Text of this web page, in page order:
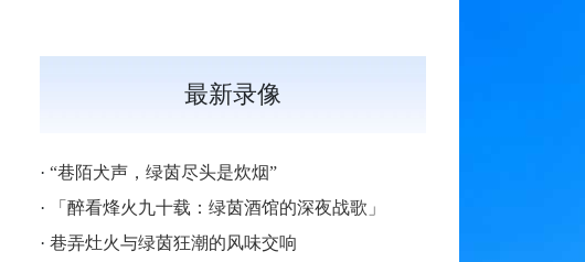
最新录像
· “巷陌犬声，绿茵尽头是炊烟”
·
「醉看烽火九十载：绿茵酒馆的深夜战歌」
· 巷弄灶火与绿茵狂潮的风味交响